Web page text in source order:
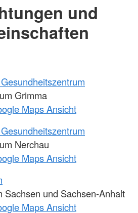
und
Grimma
Maps Ansicht
Nerchau
Maps Ansicht
Sachsen und Sachsen-Anhalt
Maps Ansicht